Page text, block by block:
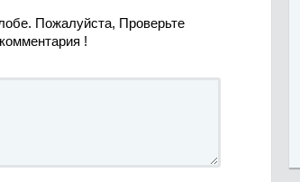
Пожалуйста, Проверьте
!